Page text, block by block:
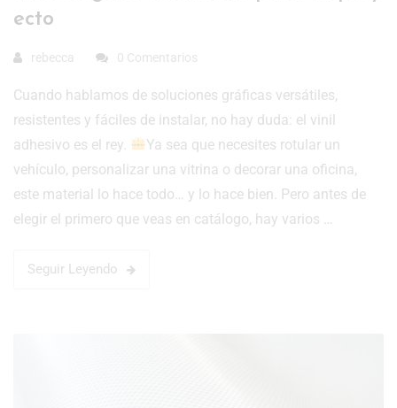
ecto
rebecca 0 Comentarios
Cuando hablamos de soluciones gráficas versátiles,
resistentes y fáciles de instalar, no hay duda: el vinil
adhesivo es el rey.
Ya sea que necesites rotular un
vehículo, personalizar una vitrina o decorar una oficina,
este material lo hace todo… y lo hace bien. Pero antes de
elegir el primero que veas en catálogo, hay varios …
Seguir Leyendo